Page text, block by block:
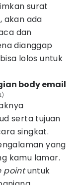
surat
akan ada
dan
dianggap
lolos untuk
body email
serta tujuan
singkat.
yang
kamu lamar.
pointuntuk